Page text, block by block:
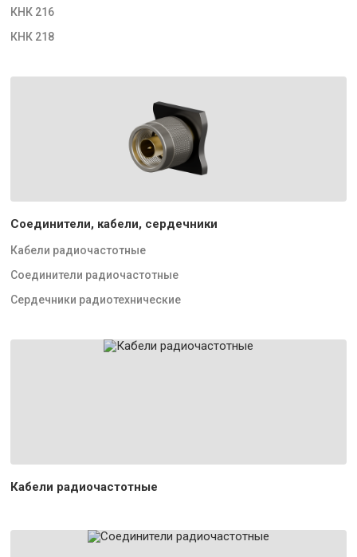
КНК 216
КНК 218
Соединители, кабели, сердечники
Кабели радиочастотные
Соединители радиочастотные
Сердечники радиотехнические
Кабели радиочастотные